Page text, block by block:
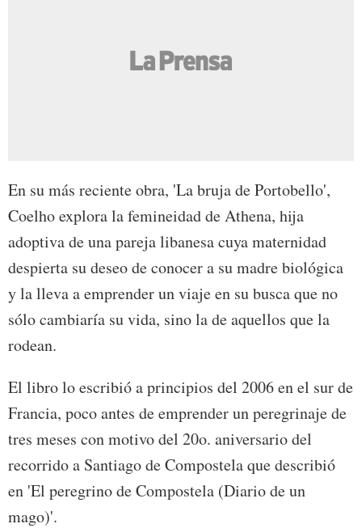
En su más reciente obra, 'La bruja de Portobello',
Coelho explora la femineidad de Athena, hija
adoptiva de una pareja libanesa cuya maternidad
despierta su deseo de conocer a su madre biológica
y la lleva a emprender un viaje en su busca que no
sólo cambiaría su vida, sino la de aquellos que la
rodean.
El libro lo escribió a principios del 2006 en el sur de
Francia, poco antes de emprender un peregrinaje de
tres meses con motivo del 20o. aniversario del
recorrido a Santiago de Compostela que describió
en 'El peregrino de Compostela (Diario de un
mago)'.